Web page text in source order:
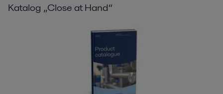
Katalog „Close at Hand“